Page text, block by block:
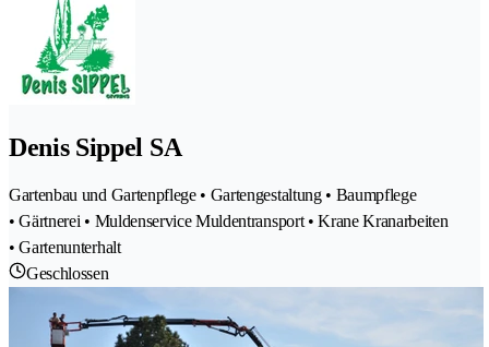
Denis Sippel SA
Gartenbau und Gartenpflege • Gartengestaltung • Baumpflege
• Gärtnerei • Muldenservice Muldentransport • Krane Kranarbeiten
• Gartenunterhalt
Geschlossen